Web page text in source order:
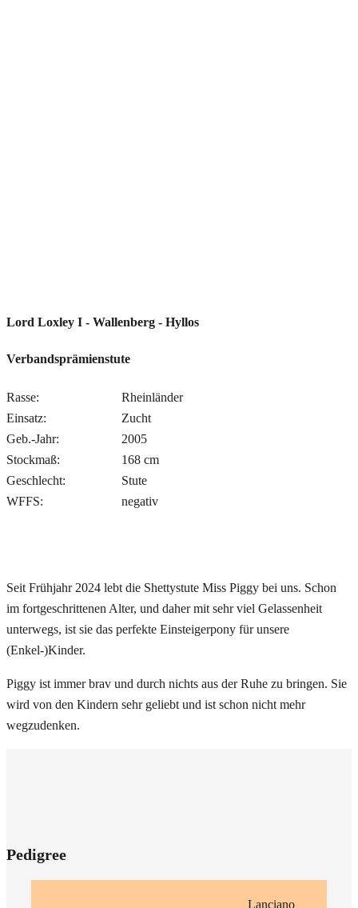
Lord Loxley I - Wallenberg - Hyllos
Verbandsprämienstute
Rasse:
Rheinländer
Einsatz:
Zucht
Geb.-Jahr:
2005
Stockmaß:
168 cm
Geschlecht:
Stute
WFFS:
negativ
Seit Frühjahr 2024 lebt die Shettystute Miss Piggy bei uns. Schon
im fortgeschrittenen Alter, und daher mit sehr viel Gelassenheit
unterwegs, ist sie das perfekte Einsteigerpony für unsere
(Enkel-)Kinder.
Piggy ist immer brav und durch nichts aus der Ruhe zu bringen. Sie
wird von den Kindern sehr geliebt und ist schon nicht mehr
wegzudenken.
Pedigree
Lanciano